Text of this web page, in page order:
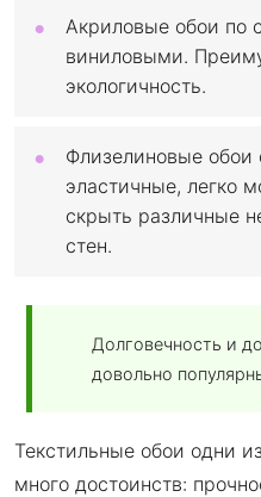
Акриловые обои по
виниловыми.
экологичность.
Флизелиновые обои
эластичные, легко
скрыть различные
стен.
Долговечность и
довольно
Текстильные обои одни
много достоинств: